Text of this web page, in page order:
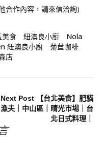
合作內容，請來信洽詢)
美食 紐澳良小廚
Nola
紐澳良小廚
菊苣咖啡
店
Next Post 【台北美食】肥貓
漁夫｜中山區｜晴光市場｜台
北日式料理｜